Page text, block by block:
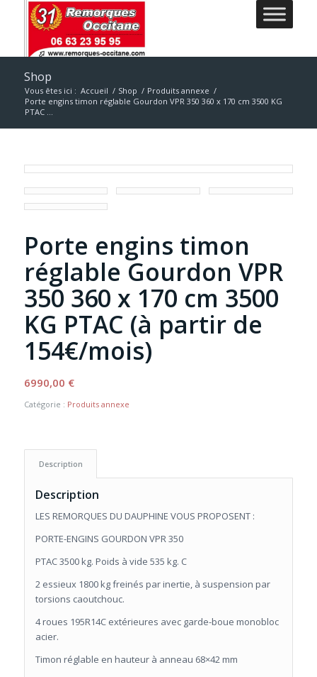
Shop
Vous êtes ici : Accueil / Shop / Produits annexe /
Porte engins timon réglable Gourdon VPR 350 360 x 170 cm 3500 KG
PTAC ...
Porte engins timon
réglable Gourdon VPR
350 360 x 170 cm 3500
KG PTAC (à partir de
154€/mois)
6990,00 €
Catégorie : Produits annexe
Description
Description
LES REMORQUES DU DAUPHINE VOUS PROPOSENT :
PORTE-ENGINS GOURDON VPR 350
PTAC 3500 kg. Poids à vide 535 kg. C
2 essieux 1800 kg freinés par inertie, à suspension par
torsions caoutchouc.
4 roues 195R14C extérieures avec garde-boue monobloc
acier.
Timon réglable en hauteur à anneau 68×42 mm